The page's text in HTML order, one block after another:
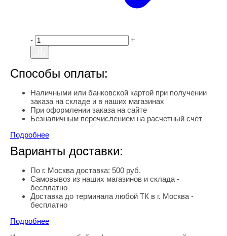
- +
Способы оплаты:
Наличными или банковской картой при получении
заказа на складе и в наших магазинах
При оформлении заказа на сайте
Безналичным перечислением на расчетный счет
Подробнее
Варианты доставки:
По г. Москва доставка: 500 руб.
Самовывоз из наших магазинов и склада -
бесплатно
Доставка до терминала любой ТК в г. Москва -
бесплатно
Подробнее